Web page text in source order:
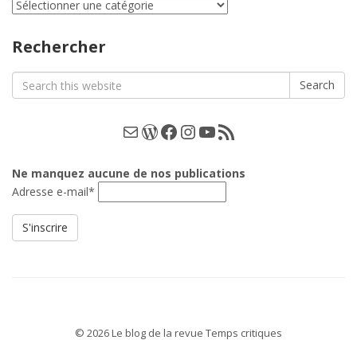
par
Rechercher
Search
for:
Search
E-mailWordPress
Facebook
Instagram
YouTube
Les podcasts
Ne manquez aucune de nos publications
Adresse e-mail*
© 2026 Le blog de la revue Temps critiques